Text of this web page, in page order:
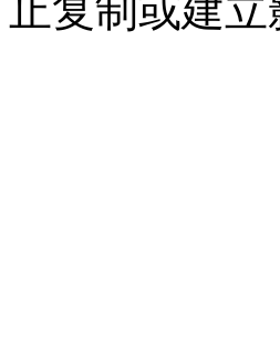
止复制或建